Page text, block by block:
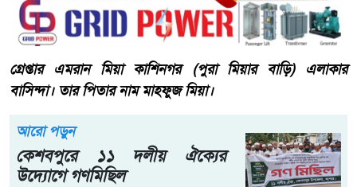
গ্রেপ্তার এমরান মিয়া কাশিনগর (পুরা মিয়ার বাড়ি) এলাকার
বাসিন্দা। তার পিতার নাম মাহফুজ মিয়া।
আরো পড়ুন
কেশবপুরে ১১ দলীয় ঐক্যের
উদ্যোগে গণমিছিল